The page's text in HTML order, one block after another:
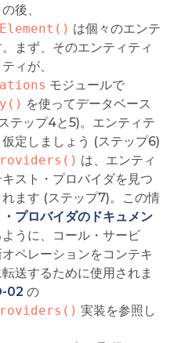
後、
は個々のエンテ
まず、そのエンティティ
ィが、
モジュールで
を使ってデータベース
テップ4と5)。エンティテ
定しましょう (ステップ6)
は、エンティ
スト・プロバイダを見つ
ます (ステップ7)。この情
プロバイダのドキュメン
うに、コール・サービ
ペレーションをコンテキ
送するために使用されま
02 の
実装を参照し